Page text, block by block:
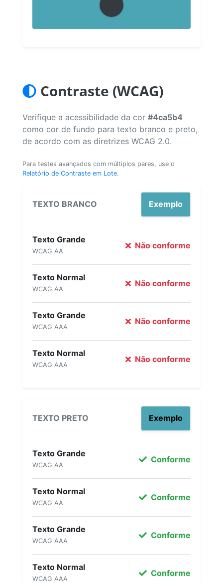
Contraste (WCAG)
Verifique a acessibilidade da cor #4ca5b4
como cor de fundo para texto branco e preto,
de acordo com as diretrizes WCAG 2.0.
Para testes avançados com múltiplos pares, use o
Relatório de Contraste em Lote.
TEXTO BRANCO Exemplo
Texto Grande
WCAG AA
Não conforme
Texto Normal
WCAG AA
Não conforme
Texto Grande
WCAG AAA
Não conforme
Texto Normal
WCAG AAA
Não conforme
TEXTO PRETO Exemplo
Texto Grande
WCAG AA
Conforme
Texto Normal
WCAG AA
Conforme
Texto Grande
WCAG AAA
Conforme
Texto Normal
WCAG AAA
Conforme